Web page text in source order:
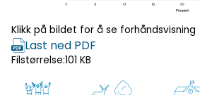
Klikk på bildet for å se forhåndsvisning
Last ned PDF
Filstørrelse:101 KB